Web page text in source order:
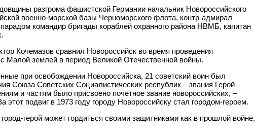
разгрома фашистской Германии начальник Новороссийского
военно-морской базы Черноморского флота, контр-адмирал
командир бригады кораблей охранного района НВМБ, капитан
Кочемазов сравнил Новороссийск во время проведения
Малой землей в период Великой Отечественной войны.
при освобождении Новороссийска, 21 советский воин был
Союза Советских Социалистических республик – звания Герой
и частям было присвоено почетное звание новороссийских, –
этот подвиг в 1973 году городу Новороссийску стал городом-героем.
герой может гордиться своими защитниками как в прошлой войне,